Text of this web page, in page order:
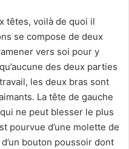
têtes, voilà de quoi il
se compose de deux
vers soi pour y
des deux parties
les deux bras sont
La tête de gauche
ne peut blesser le plus
pourvue d’une molette de
bouton poussoir dont